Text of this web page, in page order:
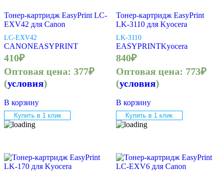
Тонер-картридж EasyPrint LC-
EXV42 для Canon
LC-EXV42
CANONEASYPRINT
410₽
Оптовая цена: 377₽
(условия)
В корзину
Купить в 1 клик
Тонер-картридж EasyPrint
LK-3110 для Kyocera
LK-3110
EASYPRINTKyocera
840₽
Оптовая цена: 773₽
(условия)
В корзину
Купить в 1 клик